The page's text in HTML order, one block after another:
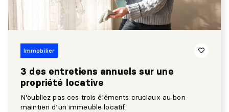
Immobilier
3 des entretiens annuels sur une
propriété locative
N’oubliez pas ces trois éléments cruciaux au bon
maintien d’un immeuble locatif.